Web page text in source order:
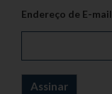
Endereço de E-mail